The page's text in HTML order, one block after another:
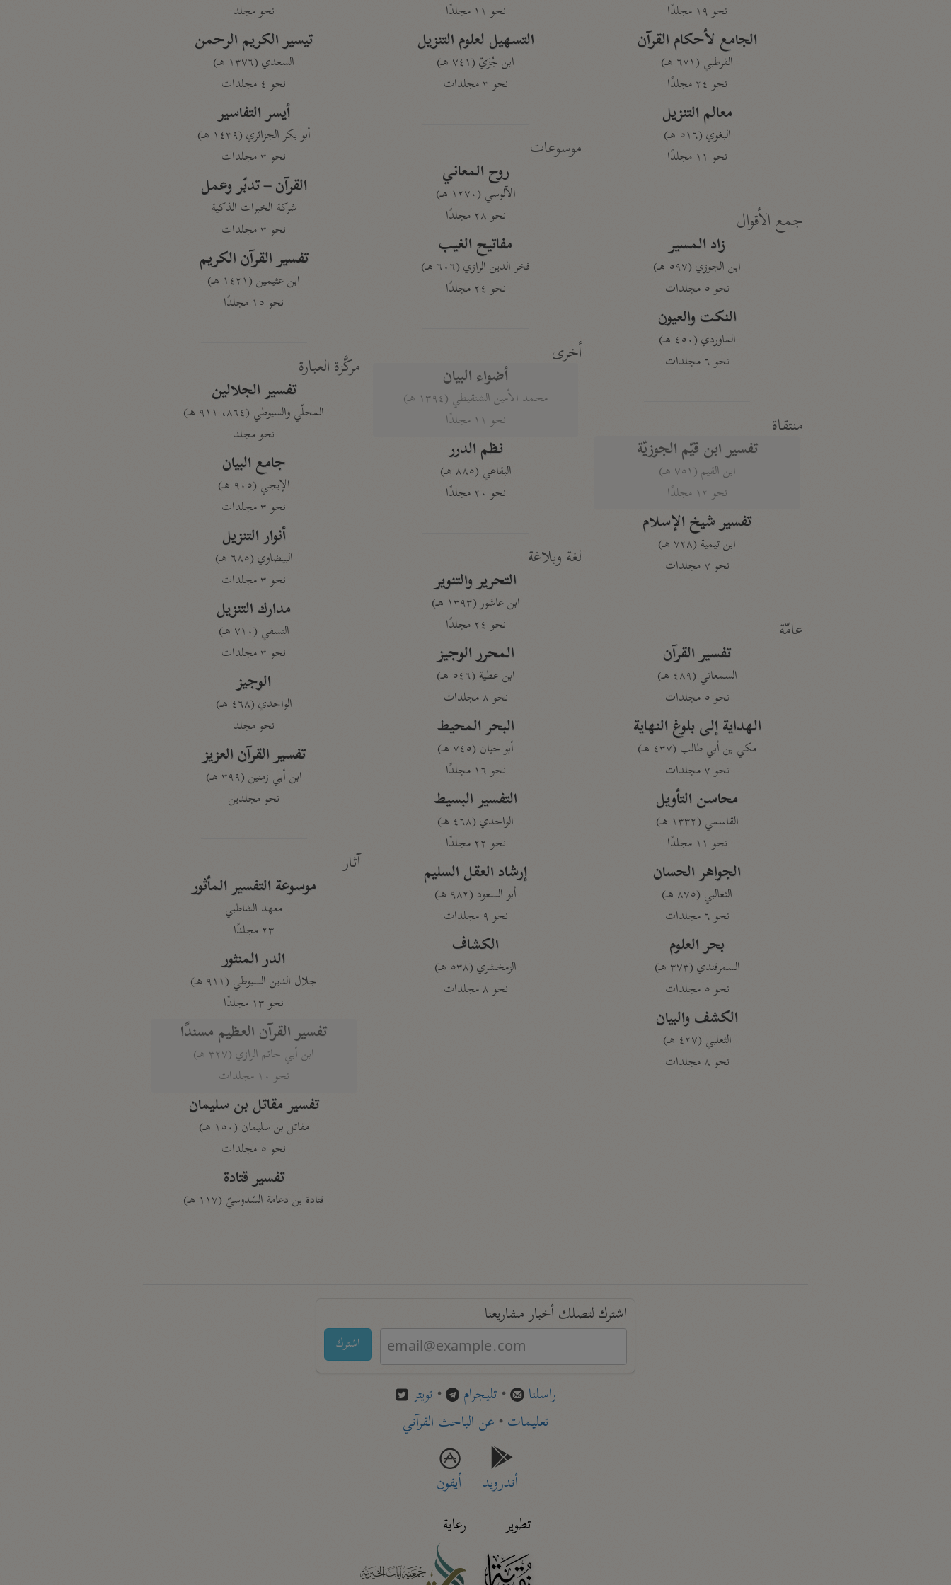
نحو ١٩ مجلدًا
الجامع لأحكام القرآن
القرطبي (٦٧١ هـ)
نحو ٢٤ مجلدًا
معالم التنزيل
البغوي (٥١٦ هـ)
نحو ١١ مجلدًا
جمع الأقوال
زاد المسير
ابن الجوزي (٥٩٧ هـ)
نحو ٥ مجلدات
النكت والعيون
الماوردي (٤٥٠ هـ)
نحو ٦ مجلدات
منتقاة
تفسير ابن قيّم الجوزيّة
ابن القيم (٧٥١ هـ)
نحو ١٢ مجلدًا
تفسير شيخ الإسلام
ابن تيمية (٧٢٨ هـ)
نحو ٧ مجلدات
عامّة
تفسير القرآن
السمعاني (٤٨٩ هـ)
نحو ٥ مجلدات
الهداية إلى بلوغ النهاية
مكي بن أبي طالب (٤٣٧ هـ)
نحو ٧ مجلدات
محاسن التأويل
القاسمي (١٣٣٢ هـ)
نحو ١١ مجلدًا
الجواهر الحسان
الثعالبي (٨٧٥ هـ)
نحو ٦ مجلدات
بحر العلوم
السمرقندي (٣٧٣ هـ)
نحو ٥ مجلدات
الكشف والبيان
الثعلبي (٤٢٧ هـ)
نحو ٨ مجلدات
نحو ١١ مجلدًا
التسهيل لعلوم التنزيل
ابن جُزَيّ (٧٤١ هـ)
نحو ٣ مجلدات
موسوعات
روح المعاني
الآلوسي (١٢٧٠ هـ)
نحو ٢٨ مجلدًا
مفاتيح الغيب
فخر الدين الرازي (٦٠٦ هـ)
نحو ٢٤ مجلدًا
أخرى
أضواء البيان
محمد الأمين الشنقيطي (١٣٩٤ هـ)
نحو ١١ مجلدًا
نظم الدرر
البقاعي (٨٨٥ هـ)
نحو ٢٠ مجلدًا
لغة وبلاغة
التحرير والتنوير
ابن عاشور (١٣٩٣ هـ)
نحو ٢٤ مجلدًا
المحرر الوجيز
ابن عطية (٥٤٦ هـ)
نحو ٨ مجلدات
البحر المحيط
أبو حيان (٧٤٥ هـ)
نحو ١٦ مجلدًا
التفسير البسيط
الواحدي (٤٦٨ هـ)
نحو ٢٢ مجلدًا
إرشاد العقل السليم
أبو السعود (٩٨٢ هـ)
نحو ٩ مجلدات
الكشاف
الزمخشري (٥٣٨ هـ)
نحو ٨ مجلدات
نحو مجلد
تيسير الكريم الرحمن
السعدي (١٣٧٦ هـ)
نحو ٤ مجلدات
أيسر التفاسير
أبو بكر الجزائري (١٤٣٩ هـ)
نحو ٣ مجلدات
القرآن – تدبّر وعمل
شركة الخبرات الذكية
نحو ٣ مجلدات
تفسير القرآن الكريم
ابن عثيمين (١٤٢١ هـ)
نحو ١٥ مجلدًا
مركَّزة العبارة
تفسير الجلالين
المحلّي والسيوطي (٨٦٤، ٩١١ هـ)
نحو مجلد
جامع البيان
الإيجي (٩٠٥ هـ)
نحو ٣ مجلدات
أنوار التنزيل
البيضاوي (٦٨٥ هـ)
نحو ٣ مجلدات
مدارك التنزيل
النسفي (٧١٠ هـ)
نحو ٣ مجلدات
الوجيز
الواحدي (٤٦٨ هـ)
نحو مجلد
تفسير القرآن العزيز
ابن أبي زمنين (٣٩٩ هـ)
نحو مجلدين
آثار
موسوعة التفسير المأثور
معهد الشاطبي
٢٣ مجلدًا
الدر المنثور
جلال الدين السيوطي (٩١١ هـ)
نحو ١٣ مجلدًا
تفسير القرآن العظيم مسندًا
ابن أبي حاتم الرازي (٣٢٧ هـ)
نحو ١٠ مجلدات
تفسير مقاتل بن سليمان
مقاتل بن سليمان (١٥٠ هـ)
نحو ٥ مجلدات
تفسير قتادة
قتادة بن دعامة السّدوسيّ (١١٧ هـ)
اشترك لتصلك أخبار مشاريعنا
اشترك
راسلنا • تليجرام • تويتر
تعليمات• عن الباحث القرآني
أندرويد
أيفون
تطوير
رعاية